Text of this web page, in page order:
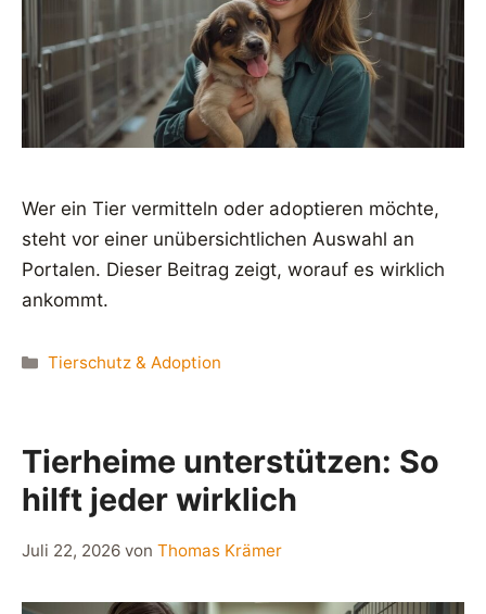
Wer ein Tier vermitteln oder adoptieren möchte,
steht vor einer unübersichtlichen Auswahl an
Portalen. Dieser Beitrag zeigt, worauf es wirklich
ankommt.
Kategorien
Tierschutz & Adoption
Tierheime unterstützen: So
hilft jeder wirklich
Juli 22, 2026 von Thomas Krämer